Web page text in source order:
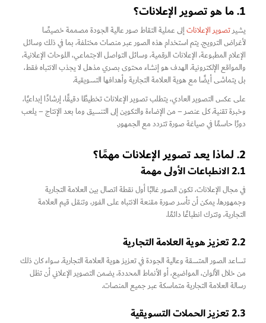
1. ما هو تصوير الإعلانات؟
يشيرتصوير الإعلاناتإلى عملية التقاط صور عالية الجودة مصممة خصيصًا
لأغراض الترويج. يتم استخدام هذه الصور عبر منصات مختلفة، بما في ذلك وسائل
الإعلام المطبوعة، الإعلانات الرقمية، وسائل التواصل الاجتماعي، اللوحات الإعلانية،
والمواقع الإلكترونية. الهدف هو إنشاء محتوى بصري مذهل لا يجذب الانتباه فقط،
بل يتماشى أيضًا مع هوية العلامة التجارية وأهدافها التسويقية.
على عكس التصوير العادي، يتطلب تصوير الإعلانات تخطيطًا دقيقًا، إرشادًا إبداعيًا،
وخبرة تقنية. كل عنصر – من الإضاءة والتكوين إلى التنسيق وما بعد الإنتاج – يلعب
دورًا حاسمًا في صياغة صورة تتردد مع الجمهور.
2. لماذا يعد تصوير الإعلانات مهمًا؟
2.1 الانطباعات الأولى مهمة
في مجال الإعلانات، تكون الصور غالبًا أول نقطة اتصال بين العلامة التجارية
وجمهورها. يمكن أن تأسر صورة مقنعة الانتباه على الفور، وتنقل قيم العلامة
التجارية، وتترك انطباعًا دائمًا.
2.2 تعزيز هوية العلامة التجارية
تساعد الصور المتسقة وعالية الجودة في تعزيز هوية العلامة التجارية. سواء كان ذلك
من خلال الألوان، المواضيع، أو الأنماط المحددة، يضمن التصوير الإعلاني أن تظل
رسالة العلامة التجارية متماسكة عبر جميع المنصات.
2.3 تعزيز الحملات التسويقية